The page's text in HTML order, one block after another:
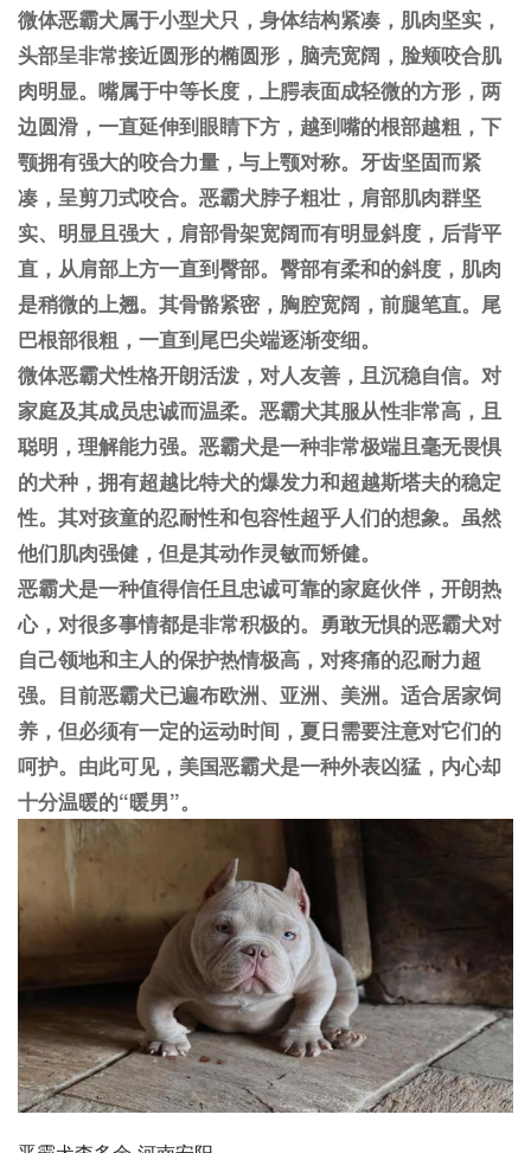
微体恶霸犬属于小型犬只，身体结构紧凑，肌肉坚实，
头部呈非常接近圆形的椭圆形，脑壳宽阔，脸颊咬合肌
肉明显。嘴属于中等长度，上腭表面成轻微的方形，两
边圆滑，一直延伸到眼睛下方，越到嘴的根部越粗，下
颚拥有强大的咬合力量，与上颚对称。牙齿坚固而紧
凑，呈剪刀式咬合。恶霸犬脖子粗壮，肩部肌肉群坚
实、明显且强大，肩部骨架宽阔而有明显斜度，后背平
直，从肩部上方一直到臀部。臀部有柔和的斜度，肌肉
是稍微的上翘。其骨骼紧密，胸腔宽阔，前腿笔直。尾
巴根部很粗，一直到尾巴尖端逐渐变细。
微体恶霸犬性格开朗活泼，对人友善，且沉稳自信。对
家庭及其成员忠诚而温柔。恶霸犬其服从性非常高，且
聪明，理解能力强。恶霸犬是一种非常极端且毫无畏惧
的犬种，拥有超越比特犬的爆发力和超越斯塔夫的稳定
性。其对孩童的忍耐性和包容性超乎人们的想象。虽然
他们肌肉强健，但是其动作灵敏而矫健。
恶霸犬是一种值得信任且忠诚可靠的家庭伙伴，开朗热
心，对很多事情都是非常积极的。勇敢无惧的恶霸犬对
自己领地和主人的保护热情极高，对疼痛的忍耐力超
强。目前恶霸犬已遍布欧洲、亚洲、美洲。适合居家饲
养，但必须有一定的运动时间，夏日需要注意对它们的
呵护。由此可见， 美国恶霸犬是一种外表凶猛，内心却
十分温暖的“暖男”。